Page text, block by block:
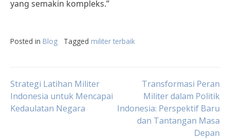
yang semakin kompleks.”
Posted in Blog Tagged militer terbaik
Post
navigation
Strategi Latihan Militer
Indonesia untuk Mencapai
Kedaulatan Negara
Transformasi Peran
Militer dalam Politik
Indonesia: Perspektif Baru
dan Tantangan Masa
Depan